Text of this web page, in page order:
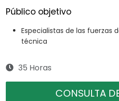
Público objetivo
Especialistas de las fuerzas
técnica
35 Horas
CONSULTA